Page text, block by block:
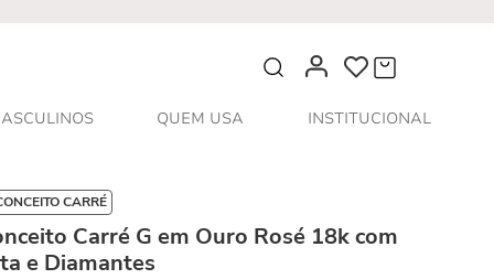
O que você procura?
QUEM USA INSTITUCIONAL
CARRÉ
Carré G em Ouro Rosé 18k com
e Diamantes